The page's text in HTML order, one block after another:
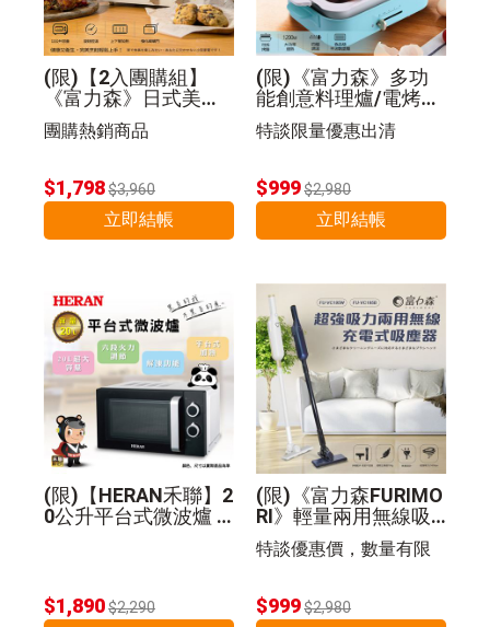
(限)【2入團購組】
《富力森》日式美型1
2L電烤箱
團購熱銷商品
$1,798$3,960
立即結帳
(限)《富力森》多功
能創意料理爐/電烤盤
(豪華五件組)
特談限量優惠出清
$999$2,980
立即結帳
(限)【HERAN禾聯】2
0公升平台式微波爐 2
$1,890$2,290
(限)《富力森FURIMO
RI》輕量兩用無線吸
塵器
特談優惠價，數量有限
$999$2,980